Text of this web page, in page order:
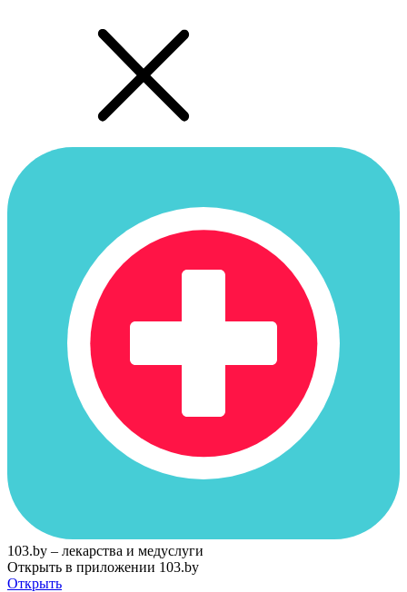
103.by – лекарства и медуслуги
Открыть в приложении 103.by
Открыть